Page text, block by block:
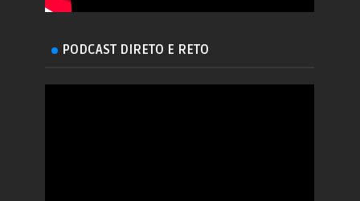
PODCAST DIRETO E RETO